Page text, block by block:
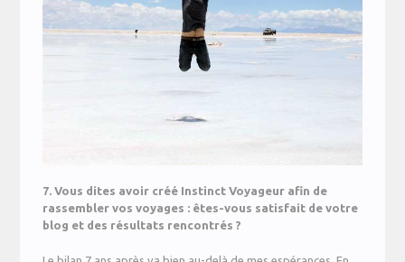
7. Vous dites avoir créé Instinct Voyageur afin de
rassembler vos voyages : êtes-vous satisfait de votre
blog et des résultats rencontrés ?